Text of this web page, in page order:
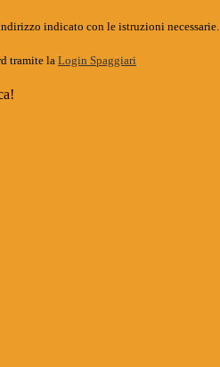
indicato con le istruzioni necessarie.
tramite la Login Spaggiari